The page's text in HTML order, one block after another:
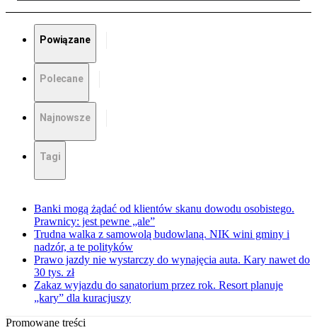
Powiązane
Polecane
Najnowsze
Tagi
Banki mogą żądać od klientów skanu dowodu osobistego.
Prawnicy: jest pewne „ale”
Trudna walka z samowolą budowlaną. NIK wini gminy i
nadzór, a te polityków
Prawo jazdy nie wystarczy do wynajęcia auta. Kary nawet do
30 tys. zł
Zakaz wyjazdu do sanatorium przez rok. Resort planuje
„kary” dla kuracjuszy
Promowane treści